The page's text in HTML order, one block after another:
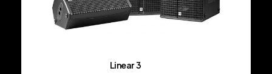
Linear 3